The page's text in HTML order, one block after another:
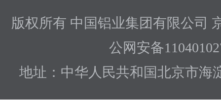
版权所有 中国铝业集团有限公司
公网安备
地址：中华人民共和国北京市海